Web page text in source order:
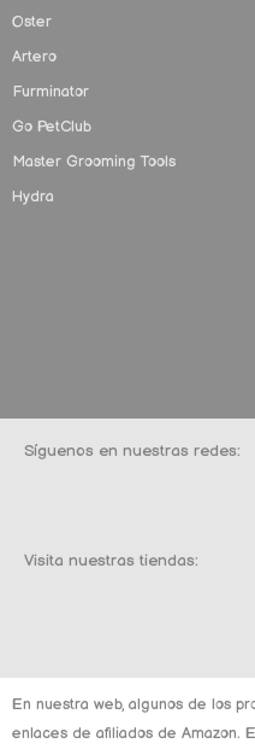
Oster
Artero
Furminator
Go PetClub
Master Grooming Tools
Hydra
Síguenos en nuestras redes:
Visita nuestras tiendas:
En nuestra web, algunos de los
enlaces de afiliados de Amazon.